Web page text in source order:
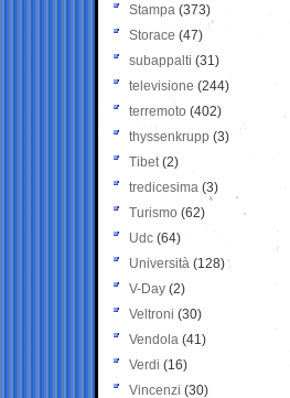
Stampa (373)
Storace (47)
subappalti (31)
televisione(244)
terremoto (402)
thyssenkrupp (3)
Tibet(2)
tredicesima (3)
Turismo (62)
Udc (64)
Università (128)
V-Day (2)
Veltroni (30)
Vendola (41)
Verdi (16)
Vincenzi (30)